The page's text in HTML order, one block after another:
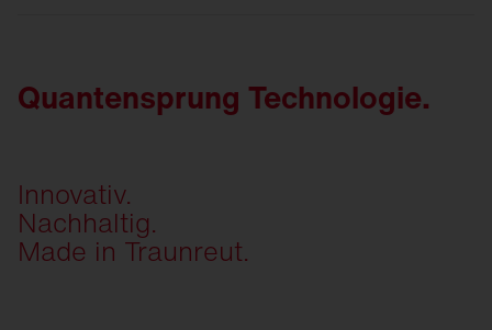
Quantensprung Technologie.
Innovativ.
Nachhaltig.
Made in Traunreut.